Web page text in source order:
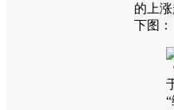
的上
下图：